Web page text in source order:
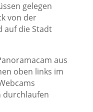
gelegen
von der
auf die Stadt
aus
oben links im
durchlaufen